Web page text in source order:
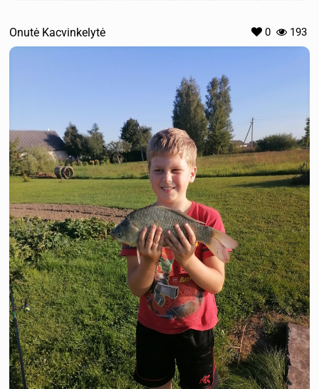
Onutė Kacvinkelytė 0 193